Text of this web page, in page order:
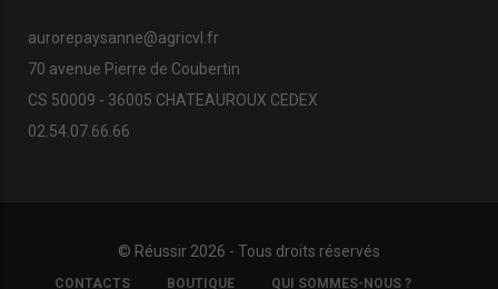
aurorepaysanne@agricvl.fr
70 avenue Pierre de Coubertin
CS 50009 - 36005 CHATEAUROUX CEDEX
02.54.07.66.66
© Réussir 2026 - Tous droits réservés
FOOTER
CONTACTS BOUTIQUE QUI SOMMES-NOUS ?